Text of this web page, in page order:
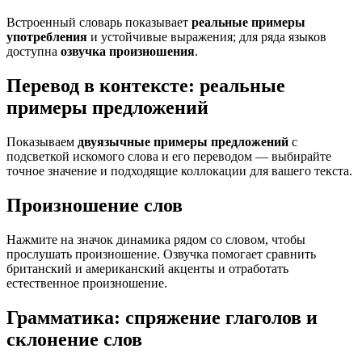
Встроенный словарь показывает реальные примеры
употребления и устойчивые выражения; для ряда языков
доступна озвучка произношения.
Перевод в контексте: реальные
примеры предложений
Показываем двуязычные примеры предложений с
подсветкой искомого слова и его переводом — выбирайте
точное значение и подходящие коллокации для вашего текста.
Произношение слов
Нажмите на значок динамика рядом со словом, чтобы
прослушать произношение. Озвучка помогает сравнить
британский и американский акценты и отработать
естественное произношение.
Грамматика: спряжение глаголов и
склонение слов